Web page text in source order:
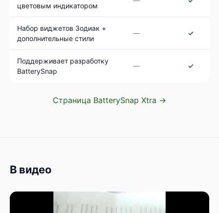
цветовым индикатором
Набор виджетов Зодиак +
дополнительные стили
— ✓
Поддерживает разработку
BatterySnap
— ✓
Страница BatterySnap Xtra →
В видео